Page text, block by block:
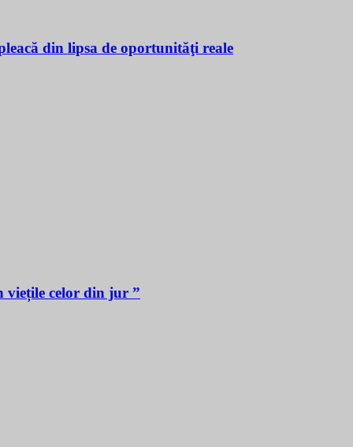
din lipsa de oportunităţi reale
viețile celor din jur ”